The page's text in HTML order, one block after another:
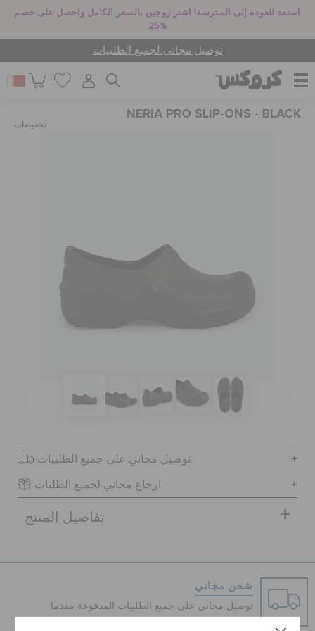
استعد للعودة إلى المدرسة! اشترِ زوجين بالسعر الكامل واحصل على خصم
25%
توصيل مجاني لجميع الطلبيات
جيبيتز تشارمز
كروكس لمكان العمل
قائمة الامنيات
تحديد موقع المتجر
حالة الطلبية
NERIA PRO SLIP-ONS - BLACK
تخفيضات
توصيل مجاني على جميع الطلبيات.
ارجاع مجاني لجميع الطلبات
تفاصيل المنتج
شحن مجاني
توصيل مجاني على جميع الطلبيات المدفوعة مقدما